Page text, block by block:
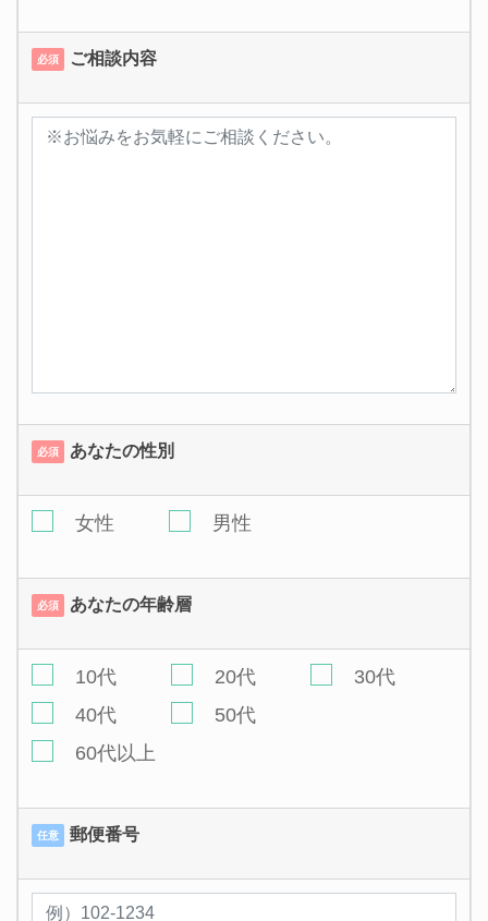
必須 ご相談内容
必須 あなたの性別
女性 男性
必須 あなたの年齢層
10代 20代
30代
40代
50代
60代以上
任意 郵便番号